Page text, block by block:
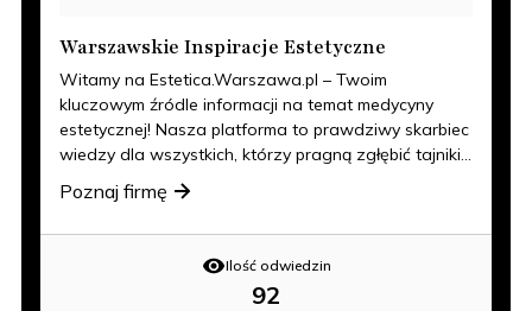
Warszawskie Inspiracje Estetyczne
Witamy na Estetica.Warszawa.pl – Twoim
kluczowym źródle informacji na temat medycyny
estetycznej! Nasza platforma to prawdziwy skarbiec
wiedzy dla wszystkich, którzy pragną zgłębić tajniki...
Poznaj firmę
Ilość odwiedzin
92